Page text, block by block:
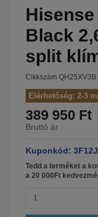
Black
split
Cikkszám QH25XV3B
Elérhetőség: 2-3
389 950 Ft
Bruttó ár
Kuponkód:
Tedd a terméket a
a 20 000Ft